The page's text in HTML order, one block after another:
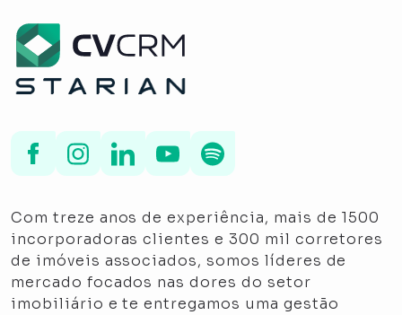
Com treze anos de experiência, mais de 1500
incorporadoras clientes e 300 mil corretores
de imóveis associados, somos líderes de
mercado focados nas dores do setor
imobiliário e te entregamos uma gestão